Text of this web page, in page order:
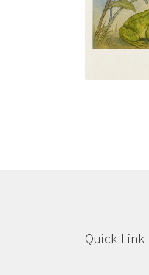
Quick-Link